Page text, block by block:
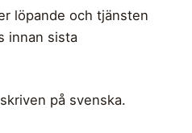
löpande och tjänsten
innan sista
på svenska.